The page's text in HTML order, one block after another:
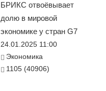
БРИКС отвоёвывает
долю в мировой
экономике у стран G7
24.01.2025 11:00
Экономика
1105 (40906)